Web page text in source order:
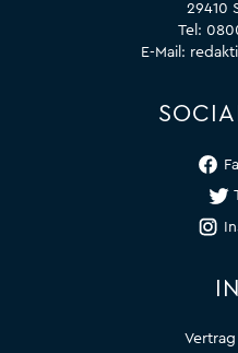
29410
Tel:
E-Mail: